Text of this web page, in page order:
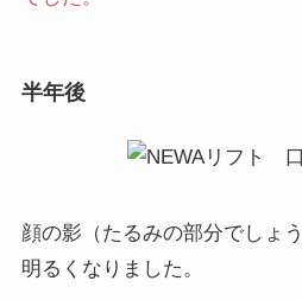
半年後
顔の影（たるみの部分でしょ
明るくなりました。